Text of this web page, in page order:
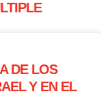
DE LOS
Y EN EL